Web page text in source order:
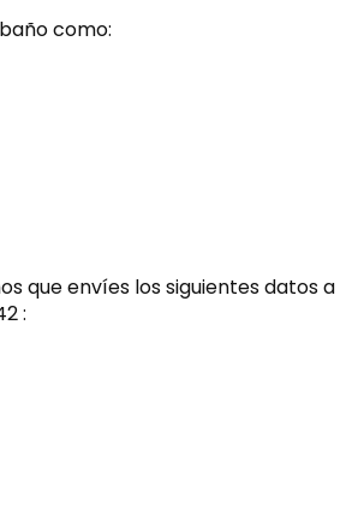
como:
que envíes los siguientes datos a
: